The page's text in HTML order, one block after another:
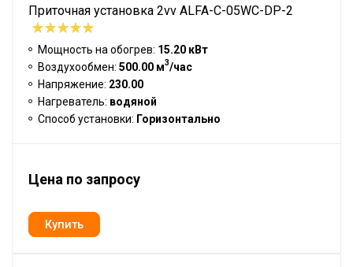
Приточная установка 2vv ALFA-C-05WC-DP-2
Мощность на обогрев: 15.20 кВт
Воздухообмен: 500.00 м3/час
Напряжение: 230.00
Нагреватель: водяной
Способ установки: Горизонтально
Цена по запросу